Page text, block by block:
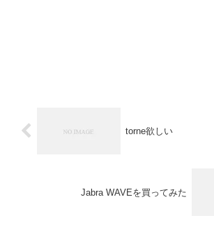
torne欲しい
Jabra WAVEを買ってみた